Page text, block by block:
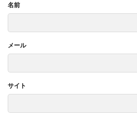
名前
メール
サイト